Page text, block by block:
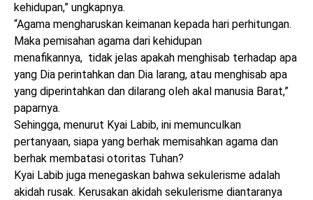
kehidupan,” ungkapnya.
“Agama mengharuskan keimanan kepada hari perhitungan.
Maka pemisahan agama dari kehidupan
menafikannya, tidak jelas apakah menghisab terhadap apa
yang Dia perintahkan dan Dia larang, atau menghisab apa
yang diperintahkan dan dilarang oleh akal manusia Barat,”
paparnya.
Sehingga, menurut Kyai Labib, ini memunculkan
pertanyaan, siapa yang berhak memisahkan agama dan
berhak membatasi otoritas Tuhan?
Kyai Labib juga menegaskan bahwa sekulerisme adalah
akidah rusak. Kerusakan akidah sekulerisme diantaranya